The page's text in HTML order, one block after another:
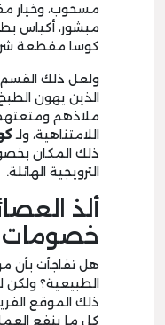
مسحوب، وخيار
مبشور، أكياس
كوسا مقطعة
ولعل ذلك القسم
الذين يهون
ملاذهم
اللامتناهية، ولـ
ذلك المكان
الترويجية الهائلة.
ألذ
خصومات
هل تفاجأت بأن
الطبيعية؟ ولكن
ذلك الموقع
كل ما ينفع